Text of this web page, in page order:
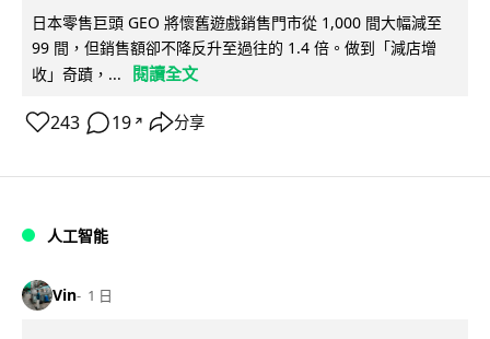
日本零售巨頭 GEO 將懷舊遊戲銷售門市從 1,000 間大幅減至
99 間，但銷售額卻不降反升至過往的 1.4 倍。做到「減店增
收」奇蹟，...
閱讀全文
243 19 ↗ 分享
人工智能
Vin 1 日